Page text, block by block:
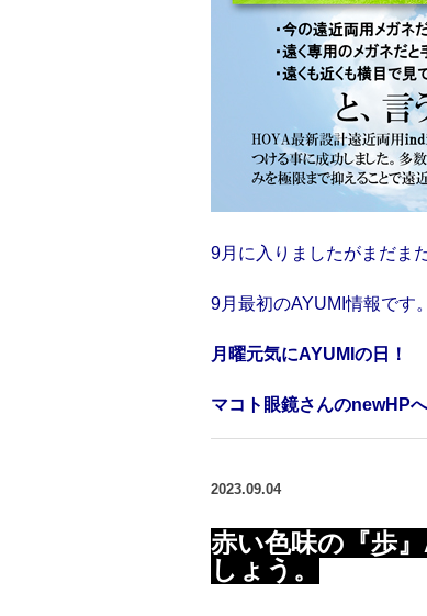
9月に入りましたがまだま
9月最初のAYUMI情報です。
月曜元気にAYUMIの日！
マコト眼鏡さんのnewHPへ
2023.09.04
赤い色味の『歩
しょう。